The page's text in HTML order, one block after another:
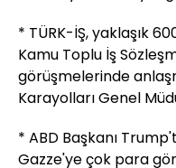
* TÜRK-İŞ, yaklaşık
Kamu Toplu İş
görüşmelerinde
Karayolları Genel
* ABD Başkanı
Gazze'ye çok para